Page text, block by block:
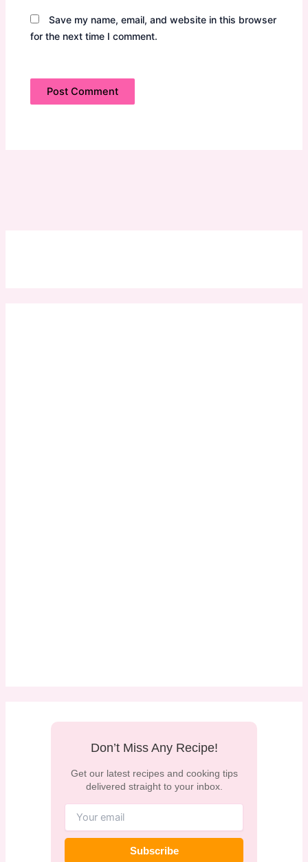
Save my name, email, and website in this browser
for the next time I comment.
Don’t Miss Any Recipe!
Get our latest recipes and cooking tips
delivered straight to your inbox.
Subscribe